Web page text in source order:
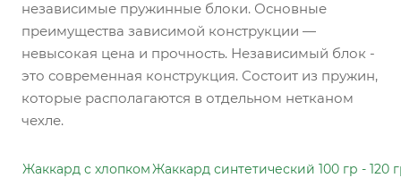
независимые пружинные блоки. Основные
преимущества зависимой конструкции —
невысокая цена и прочность. Независимый блок -
это современная конструкция. Состоит из пружин,
которые располагаются в отдельном нетканом
чехле.
Жаккард с хлопкомЖаккард синтетический 100 гр - 120